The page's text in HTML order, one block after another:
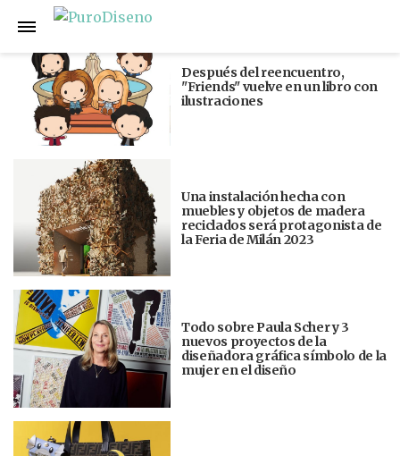
Anterior
Después del reencuentro,
"Friends" vuelve en un libro con
ilustraciones
Una instalación hecha con
muebles y objetos de madera
reciclados será protagonista de
la Feria de Milán 2023
Todo sobre Paula Scher y 3
nuevos proyectos de la
diseñadora gráfica símbolo de la
mujer en el diseño
Siguiente